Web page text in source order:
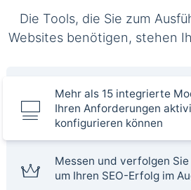
Die Tools, die Sie zum
Websites benötigen, stehen
Mehr als 15 integrierte
Ihren Anforderungen
konfigurieren können
Messen und verfolgen
um Ihren SEO-Erfolg im